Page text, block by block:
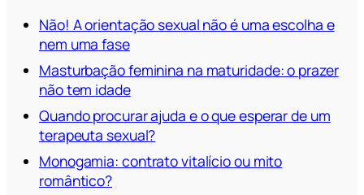
Não! A orientação sexual não é uma escolha e
nem uma fase
Masturbação feminina na maturidade: o prazer
não tem idade
Quando procurar ajuda e o que esperar de um
terapeuta sexual?
Monogamia: contrato vitalício ou mito
romântico?